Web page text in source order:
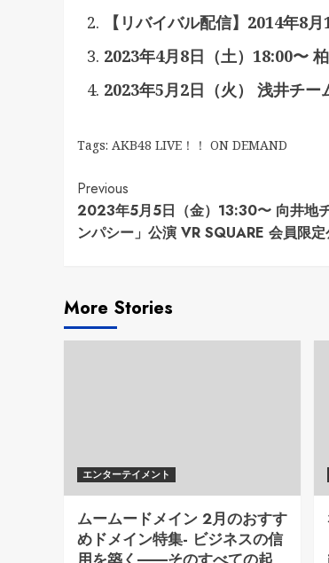
【リバイバル配信】2014年8
2023年4月8日（土）18:00〜
2023年5月2日（火） 浅井チ
Tags: AKB48 LIVE！！ ON DEMAND
Continue
Reading
Previous
2023年5月5日（金）13:30〜 向井地
ンパシー」公演 VR SQUARE 会員限
More Stories
エンターテイメント
ムームードメイン 2月のおすす
めドメイン特集- ビジネスの信